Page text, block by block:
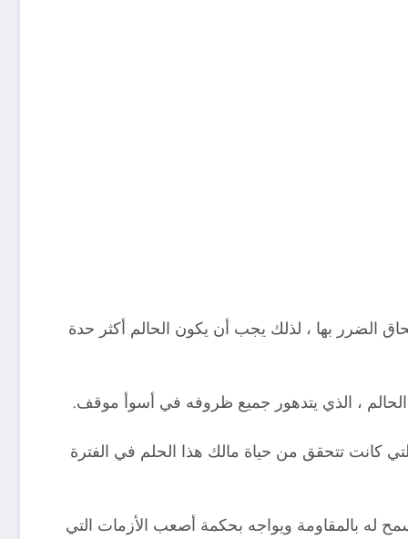
الضرر بها ، لذلك يجب أن يكون الحالم أكثر حدة
الحالم ، الذي يتدهور جميع ظروفه في أسوأ موقف.
كانت تتحقق من حياة مالك هذا الحلم في الفترة
بالمقاومة ويواجه بحكمة أصعب الأزمات التي